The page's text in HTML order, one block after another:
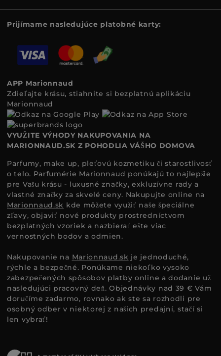
Prijímame nasledujúce platobné karty:
APP Marionnaud
Zdieľajte krásu, stiahnite si bezplatnú aplikáciu
Marionnaud
VYUŽITE VÝHODY NAKUPOVANIA NA
MARIONNAUD.SK Z POHODLIA VÁŠHO DOMOVA
Parfumy, make up, pleťovú kozmetiku či starostlivosť
o telo. Parfumérie Marionnaud ponúkajú to najlepšie
pre Vašu krásu - luxusné značky, exkluzívne rady a
vlastné značky za skvelé ceny. Nakupujte online na
Marionnaud.sk kde môžete využiť naše špeciálne
zľavy, objaviť nové produkty prostredníctvom
bezplatných vzoriek a nazbierať ešte viac
vernostných bodov a odmien.
Nakupovanie na Marionnaud.sk je jednoduché,
rýchle a bezpečné. Ponúkame niekoľko vysoko
zabezpečených spôsobov platby online a dodanie už
nasledujúci pracovný deň. Objednávky nad 39 € Vám
doručíme zadarmo, rovnako ak ste sa rozhodli pre
osobný odber v niektorej z našich predajní, stačí si
len vybrať!